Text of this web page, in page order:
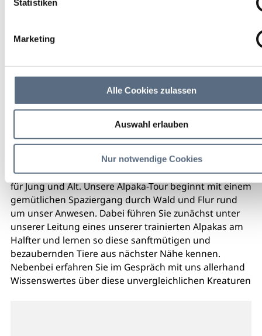
Statistiken
Marketing
Alle Cookies zulassen
Auswahl erlauben
Nur notwendige Cookies
Ein unvergessliches Erlebnis und prima Geschenkidee
für Jung und Alt. Unsere Alpaka-Tour beginnt mit einem
gemütlichen Spaziergang durch Wald und Flur rund
um unser Anwesen. Dabei führen Sie zunächst unter
unserer Leitung eines unserer trainierten Alpakas am
Halfter und lernen so diese sanftmütigen und
bezaubernden Tiere aus nächster Nähe kennen.
Nebenbei erfahren Sie im Gespräch mit uns allerhand
Wissenswertes über diese unvergleichlichen Kreaturen